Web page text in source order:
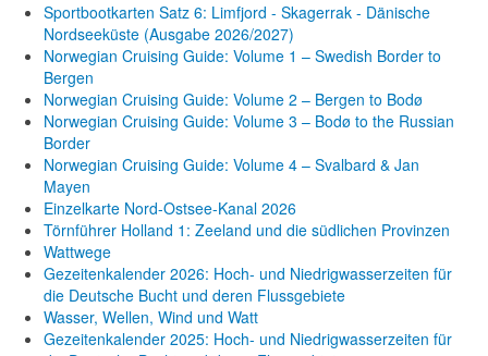
Sportbootkarten Satz 6: Limfjord - Skagerrak - Dänische
Nordseeküste (Ausgabe 2026/2027)
Norwegian Cruising Guide: Volume 1 – Swedish Border to
Bergen
Norwegian Cruising Guide: Volume 2 – Bergen to Bodø
Norwegian Cruising Guide: Volume 3 – Bodø to the Russian
Border
Norwegian Cruising Guide: Volume 4 – Svalbard & Jan
Mayen
Einzelkarte Nord-Ostsee-Kanal 2026
Törnführer Holland 1: Zeeland und die südlichen Provinzen
Wattwege
Gezeitenkalender 2026: Hoch- und Niedrigwasserzeiten für
die Deutsche Bucht und deren Flussgebiete
Wasser, Wellen, Wind und Watt
Gezeitenkalender 2025: Hoch- und Niedrigwasserzeiten für